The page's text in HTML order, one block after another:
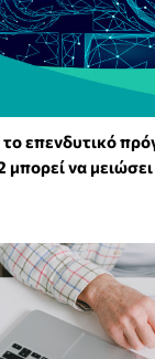
επενδυτικό
μπορεί να